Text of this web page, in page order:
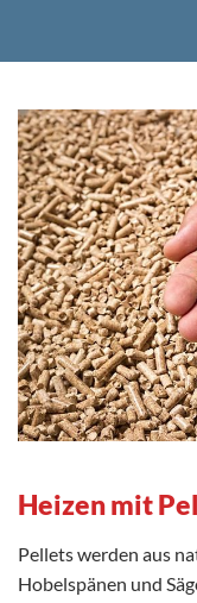
Heizen mit
Pellets werden aus
Hobelspänen und